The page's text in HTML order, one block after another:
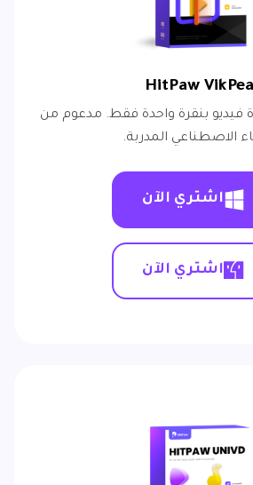
HitPaw VikPea
بنقرة واحدة فقط. مدعوم من
الاصطناعي المدربة.
اشتري الآن
اشتري الآن